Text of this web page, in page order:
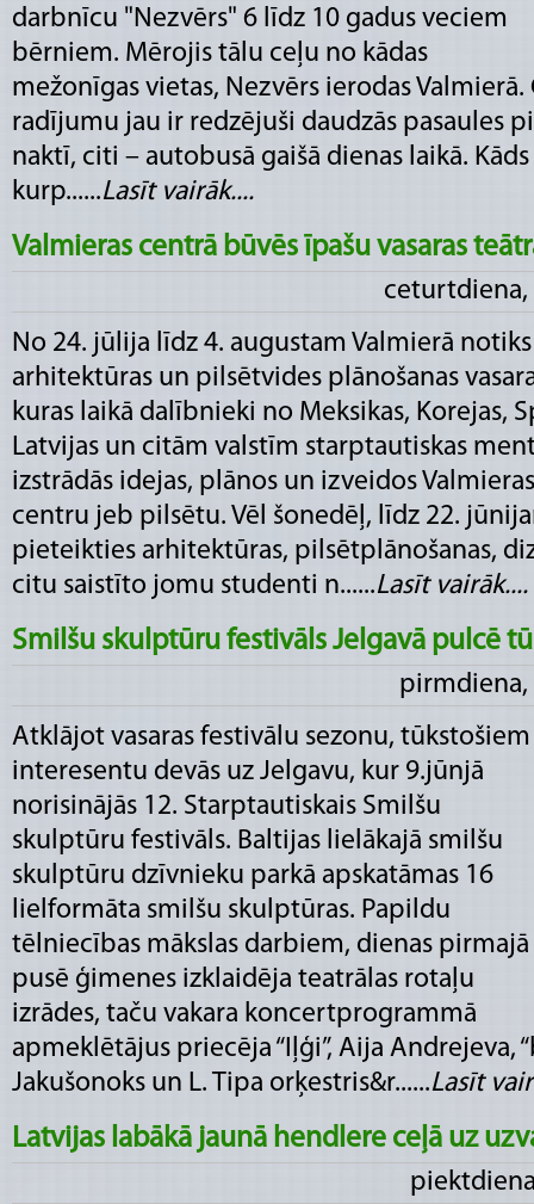
darbnīcu "Nezvērs" 6 līdz 10 gadus veciem
bērniem. Mērojis tālu ceļu no kādas
mežonīgas vietas, Nezvērs ierodas
radījumu jau ir redzējuši daudzās pasaules
naktī, citi – autobusā gaišā dienas laikā.
kurp......Lasīt vairāk....
Valmieras centrā būvēs īpašu vasaras
ceturtdiena,
No 24. jūlija līdz 4. augustam Valmierā
arhitektūras un pilsētvides plānošanas
kuras laikā dalībnieki no Meksikas, Korejas,
Latvijas un citām valstīm starptautiskas
izstrādās idejas, plānos un izveidos
centru jeb pilsētu. Vēl šonedēļ, līdz 22.
pieteikties arhitektūras, pilsētplānošanas,
citu saistīto jomu studenti n......Lasīt vairāk....
Smilšu skulptūru festivāls Jelgavā pulcē
pirmdiena,
Atklājot vasaras festivālu sezonu, tūkstošiem
interesentu devās uz Jelgavu, kur 9.jūnjā
norisinājās 12. Starptautiskais Smilšu
skulptūru festivāls. Baltijas lielākajā smilšu
skulptūru dzīvnieku parkā apskatāmas 16
lielformāta smilšu skulptūras. Papildu
tēlniecības mākslas darbiem, dienas pirmajā
pusē ģimenes izklaidēja teatrālas rotaļu
izrādes, taču vakara koncertprogrammā
apmeklētājus priecēja “Iļģi”, Aija Andrejeva,
Jakušonoks un L. Tipa orķestris&r......Lasīt
Latvijas labākā jaunā hendlere ceļā uz